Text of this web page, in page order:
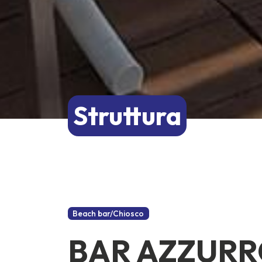
Struttura
Beach bar/Chiosco
BAR